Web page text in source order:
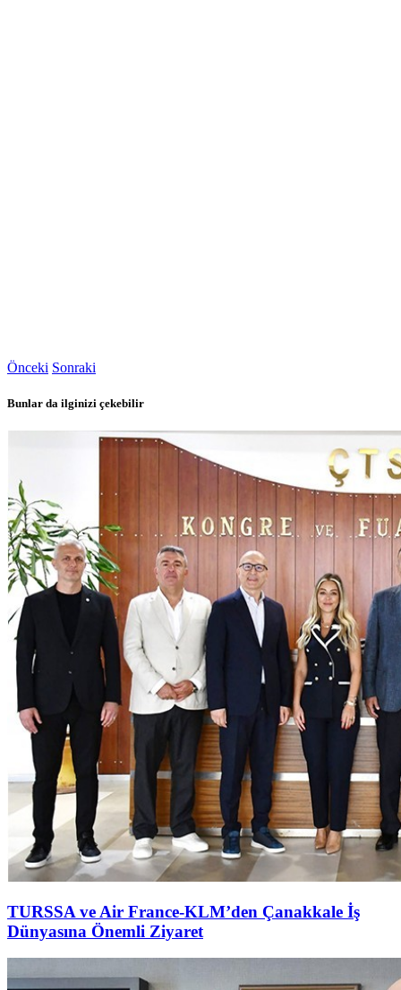
Önceki Sonraki
Bunlar da ilginizi çekebilir
TURSSA ve Air France-KLM’den Çanakkale İş
Dünyasına Önemli Ziyaret